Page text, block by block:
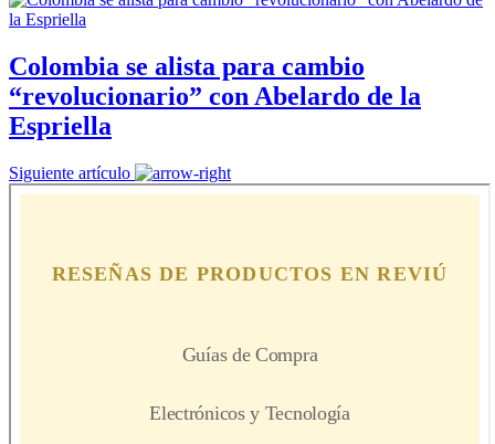
Colombia se alista para cambio
“revolucionario” con Abelardo de la
Espriella
Siguiente artículo